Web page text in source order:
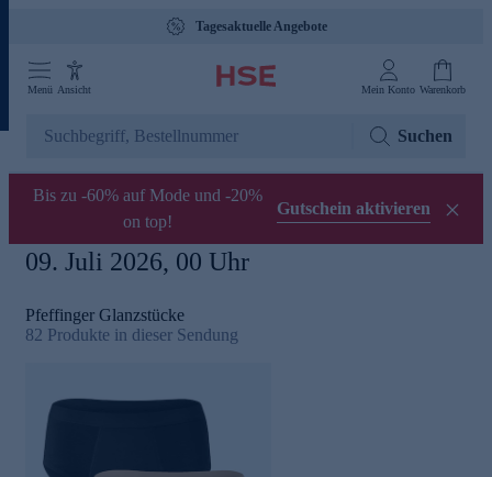
Tagesaktuelle Angebote
Menü Ansicht Mein Konto Warenkorb
Suchen
Bis zu -60% auf Mode und -20%
on top!
Gutschein aktivieren
09. Juli 2026, 00 Uhr
Pfeffinger Glanzstücke
82 Produkte in dieser Sendung